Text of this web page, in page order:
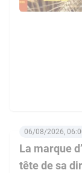
La marque
tête de sa
06/08/2026,